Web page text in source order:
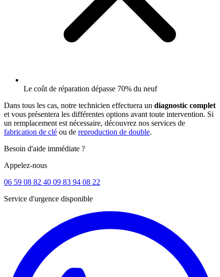
Le coût de réparation dépasse 70% du neuf
Dans tous les cas, notre technicien effectuera un diagnostic complet
et vous présentera les différentes options avant toute intervention. Si
un remplacement est nécessaire, découvrez nos services de
fabrication de clé ou de reproduction de double.
Besoin d'aide immédiate ?
Appelez-nous
06 59 08 82 40 09 83 94 08 22
Service d'urgence disponible